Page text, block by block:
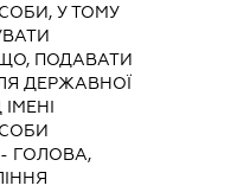
У ТОМУ
ПОДАВАТИ
ДЕРЖАВНОЇ
ІМЕНІ
- ГОЛОВА,